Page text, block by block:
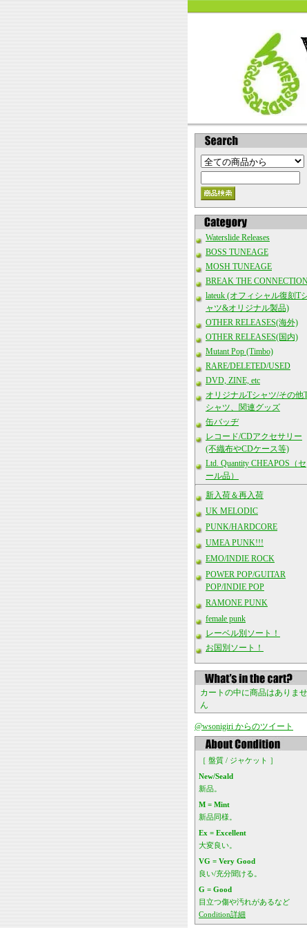
Waterslide Releases
BOSS TUNEAGE
MOSH TUNEAGE
BREAK THE
lateuk (オフィシャル復刻T
ャツ&オリジナル製品)
OTHER RELEASES(海外)
OTHER RELEASES(国内)
Mutant Pop (Timbo)
RARE/DELETED/USED
DVD, ZINE, etc
オリジナルTシャツ/その他
シャツ、関連グッズ
缶バッヂ
レコード/CDアクセサリー
(不織布やCDケース等)
Ltd. Quantity CHEAPOS（セ
ール品）
新入荷＆再入荷
UK MELODIC
PUNK/HARDCORE
UMEA PUNK!!!
EMO/INDIE ROCK
POWER POP/GUITAR
POP/INDIE POP
RAMONE PUNK
female punk
レーベル別ソート！
お国別ソート！
カートの中に商品はありませ
ん
@wsonigiri からのツイート
［ 盤質 / ジャケット ］
New/Seald
新品。
M = Mint
新品同様。
Ex = Excellent
大変良い。
VG = Very Good
良い/充分聞ける。
G = Good
目立つ傷や汚れがあるなど
Condition詳細